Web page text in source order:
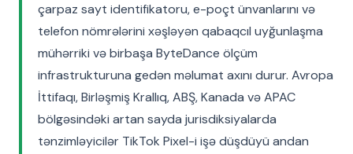
çarpaz sayt identifikatoru, e-poçt ünvanlarını və
telefon nömrələrini xəşləyən qabaqcıl uyğunlaşma
mühərriki və birbaşa ByteDance ölçüm
infrastrukturuna gedən məlumat axını durur. Avropa
İttifaqı, Birləşmiş Krallıq, ABŞ, Kanada və APAC
bölgəsindəki artan sayda jurisdiksiyalarda
tənzimləyicilər TikTok Pixel-i işə düşdüyü andan